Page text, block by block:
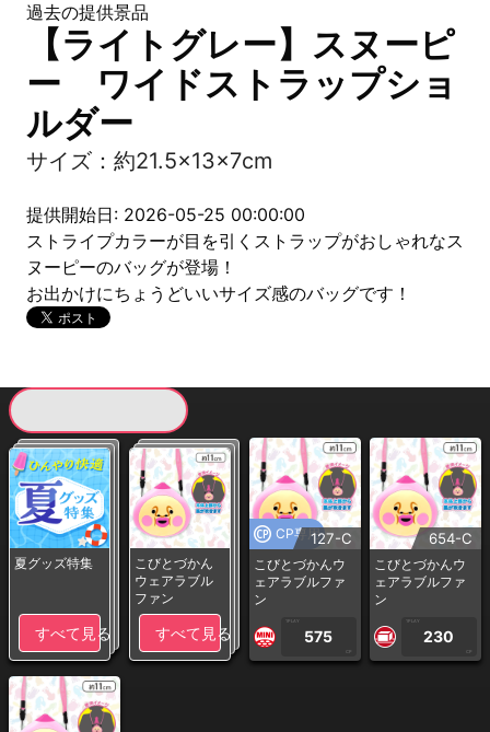
過去の提供景品
【ライトグレー】スヌーピ
ー ワイドストラップショ
ルダー
サイズ：約21.5×13×7cm
提供開始日: 2026-05-25 00:00:00
ストライプカラーが目を引くストラップがおしゃれなス
ヌーピーのバッグが登場！
お出かけにちょうどいいサイズ感のバッグです！
夏グッズ特集
すべて見る
こびとづかん
ウェアラブル
ファン
すべて見る
CP専用127-C
こびとづかんウ
ェアラブルファ
ン
1PLAY
575
CP
654-C
こびとづかんウ
ェアラブルファ
ン
1PLAY
230
CP